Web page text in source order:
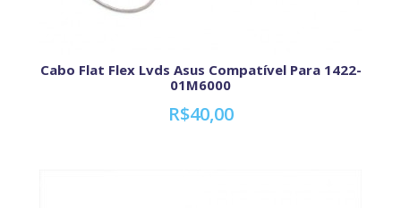
Cabo Flat Flex Lvds Asus Compatível Para 1422-
01M6000
R$40,00